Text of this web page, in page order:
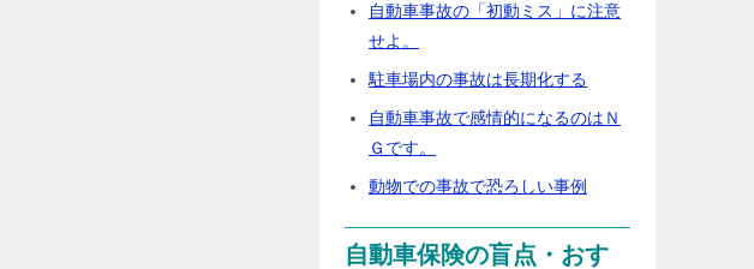
自動車事故の「初動ミス」に注意
せよ。
駐車場内の事故は長期化する
自動車事故で感情的になるのはＮ
Ｇです。
動物での事故で恐ろしい事例
自動車保険の盲点・おす